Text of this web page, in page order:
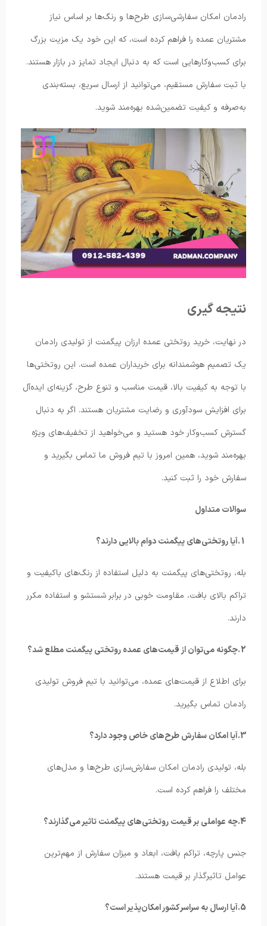
رادمان امکان سفارشی‌سازی طرح‌ها و رنگ‌ها بر اساس نیاز
مشتریان عمده را فراهم کرده است، که این خود یک مزیت بزرگ
برای کسب‌وکارهایی است که به دنبال ایجاد تمایز در بازار هستند.
با ثبت سفارش مستقیم، می‌توانید از ارسال سریع، بسته‌بندی
به‌صرفه و کیفیت تضمین‌شده بهره‌مند شوید.
نتیجه ‌گیری
در نهایت، خرید روتختی عمده ارزان پیگمنت از تولیدی رادمان
یک تصمیم هوشمندانه برای خریداران عمده است. این روتختی‌ها
با توجه به کیفیت بالا، قیمت مناسب و تنوع طرح، گزینه‌ای ایده‌آل
برای افزایش سودآوری و رضایت مشتریان هستند. اگر به دنبال
گسترش کسب‌وکار خود هستید و می‌خواهید از تخفیف‌های ویژه
بهره‌مند شوید، همین امروز با تیم فروش ما تماس بگیرید و
سفارش خود را ثبت کنید.
سوالات متداول
1.آیا روتختی‌های پیگمنت دوام بالایی دارند؟
بله، روتختی‌های پیگمنت به دلیل استفاده از رنگ‌های باکیفیت و
تراکم بالای بافت، مقاومت خوبی در برابر شستشو و استفاده مکرر
دارند.
2.چگونه می‌توان از قیمت‌های عمده روتختی پیگمنت مطلع شد؟
برای اطلاع از قیمت‌های عمده، می‌توانید با تیم فروش تولیدی
رادمان تماس بگیرید.
3.آیا امکان سفارش طرح‌های خاص وجود دارد؟
بله، تولیدی رادمان امکان سفارش‌سازی طرح‌ها و مدل‌های
مختلف را فراهم کرده است.
4.چه عواملی بر قیمت روتختی‌های پیگمنت تاثیر می‌گذارند؟
جنس پارچه، تراکم بافت، ابعاد و میزان سفارش از مهم‌ترین
عوامل تاثیرگذار بر قیمت هستند.
5.آیا ارسال به سراسر کشور امکان‌پذیر است؟